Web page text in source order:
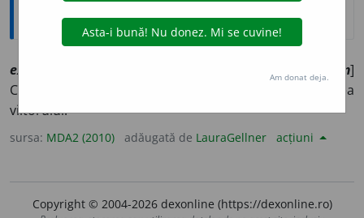
Explicative DEX
extisp extispicium]
Cercetare a măruntaielor păsărilor pentru prezicerea
viitorului.
sursa: MDA2 (2010) adăugată de LauraGellner acțiuni
Copyright © 2004-2026 dexonline (https://dexonline.ro)
Am donat deja.